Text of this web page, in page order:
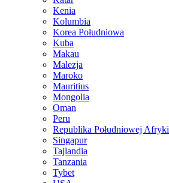
Kenia
Kolumbia
Korea Południowa
Kuba
Makau
Malezja
Maroko
Mauritius
Mongolia
Oman
Peru
Republika Południowej Afryki
Singapur
Tajlandia
Tanzania
Tybet